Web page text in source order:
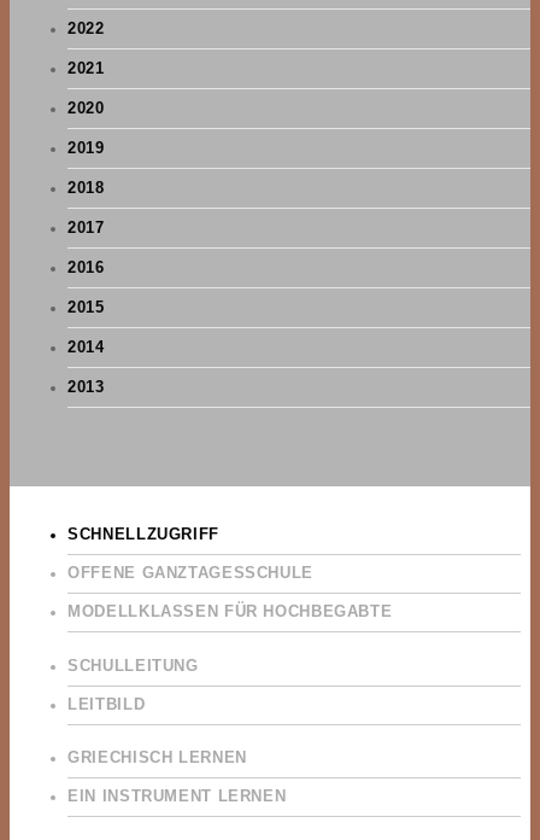
2022
2021
2020
2019
2018
2017
2016
2015
2014
2013
SCHNELLZUGRIFF
OFFENE GANZTAGESSCHULE
MODELLKLASSEN FÜR HOCHBEGABTE
SCHULLEITUNG
LEITBILD
GRIECHISCH LERNEN
EIN INSTRUMENT LERNEN